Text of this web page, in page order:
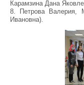
Карамзина Дана
8. Петрова
Ивановна).